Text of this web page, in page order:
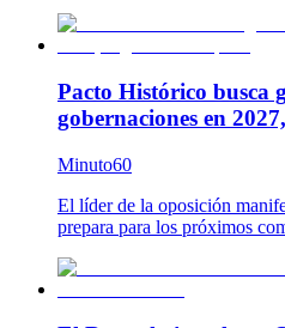
Pacto Histórico busca
gobernaciones en
Minuto60
El líder de la oposición
prepara para los próximos